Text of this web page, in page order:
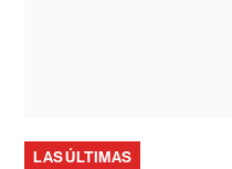
LAS ÚLTIMAS